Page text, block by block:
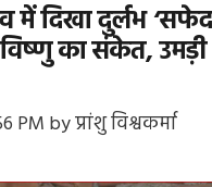
में दिखा दुर्लभ
विष्णु का संकेत,
PM byप्रांशु विश्वकर्मा